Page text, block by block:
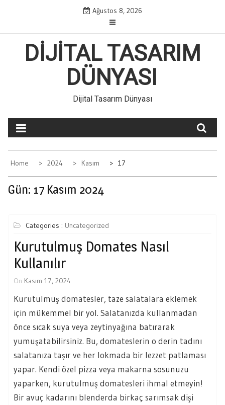
Ağustos 8, 2026
DIJITAL TASARIM
DÜNYASI
Dijital Tasarım Dünyası
Home 2024 Kasım 17
Gün: 17 Kasım 2024
Categories : Uncategorized
Kurutulmuş Domates Nasıl
Kullanılır
On Kasım 17, 2024
Kurutulmuş domatesler, taze salatalara eklemek
için mükemmel bir yol. Salatanızda kullanmadan
önce sıcak suya veya zeytinyağına batırarak
yumuşatabilirsiniz. Bu, domateslerin o derin tadını
salatanıza taşır ve her lokmada bir lezzet patlaması
yapar. Kendi özel pizza veya makarna sosunuzu
yaparken, kurutulmuş domatesleri ihmal etmeyin!
Bir avuç kadarını blenderda birkaç sarımsak dişi